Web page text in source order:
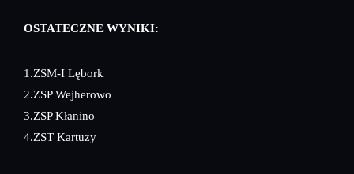
OSTATECZNE WYNIKI:
1.ZSM-I Lębork
2.ZSP Wejherowo
3.ZSP Kłanino
4.ZST Kartuzy